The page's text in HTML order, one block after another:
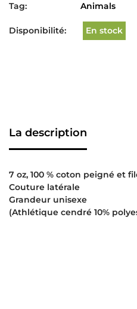
Tag:
Animals
Disponibilité: En stock
La description
7 oz, 100 % coton peigné et
Couture latérale
Grandeur unisexe
(Athlétique cendré 10%